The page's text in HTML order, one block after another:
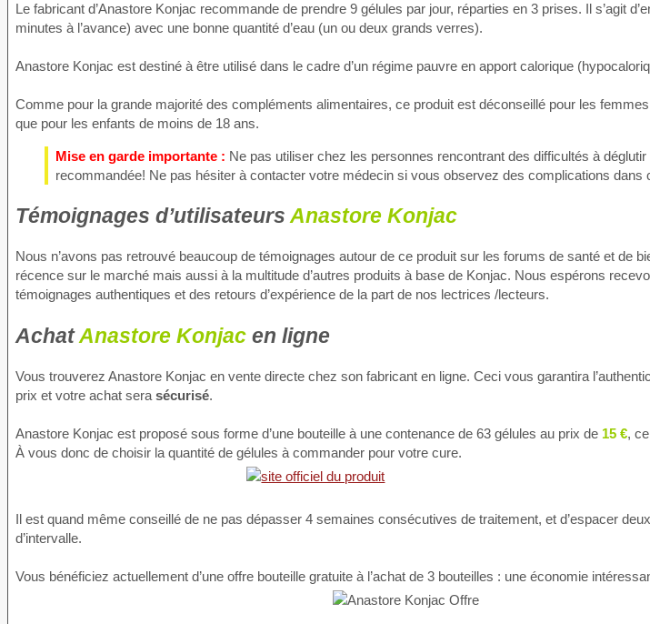
Le fabricant d’Anastore Konjac recommande de prendre 9 gélules par jour, réparties en 3 prises. Il s’agit
minutes à l’avance) avec une bonne quantité d’eau (un ou deux grands verres).
Anastore Konjac est destiné à être utilisé dans le cadre d’un régime pauvre en apport calorique
Comme pour la grande majorité des compléments alimentaires, ce produit est déconseillé pour les
que pour les enfants de moins de 18 ans.
Mise en garde importante : Ne pas utiliser chez les personnes rencontrant des difficultés à
recommandée! Ne pas hésiter à contacter votre médecin si vous observez des complications dans
Témoignages d’utilisateursAnastore Konjac
Nous n’avons pas retrouvé beaucoup de témoignages autour de ce produit sur les forums de santé et de
récence sur le marché mais aussi à la multitude d’autres produits à base de Konjac. Nous espérons
témoignages authentiques et des retours d’expérience de la part de nos lectrices /lecteurs.
AchatAnastore Konjac en ligne
Vous trouverez Anastore Konjac en vente directe chez son fabricant en ligne. Ceci vous garantira
prix et votre achat sera sécurisé.
Anastore Konjac est proposé sous forme d’une bouteille à une contenance de 63 gélules au prix de 15 €,
À vous donc de choisir la quantité de gélules à commander pour votre cure.
Il est quand même conseillé de ne pas dépasser 4 semaines consécutives de traitement, et d’espacer
d’intervalle.
Vous bénéficiez actuellement d’une offre bouteille gratuite à l’achat de 3 bouteilles : une économie